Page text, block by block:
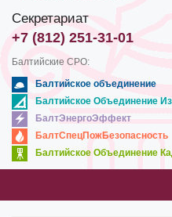
Секретариат
+7 (812) 251-31-01
Балтийские СРО:
Балтийское объединение
Балтийское Объединение
БалтЭнергоЭффект
БалтСпецПожБезопасность
Балтийское Объединение